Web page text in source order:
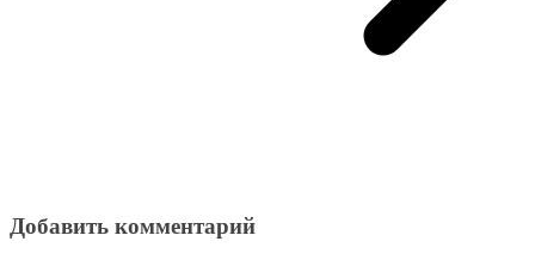
Добавить комментарий